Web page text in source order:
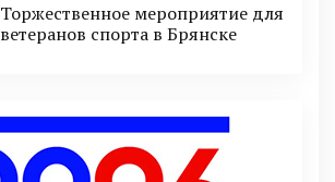
Торжественное мероприятие для
ветеранов спорта в Брянске